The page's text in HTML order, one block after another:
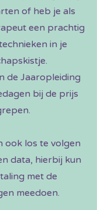
of heb je als
een prachtig
in je
de Jaaropleiding
bij de prijs
ook los te volgen
data, hierbij kun
met de
meedoen.